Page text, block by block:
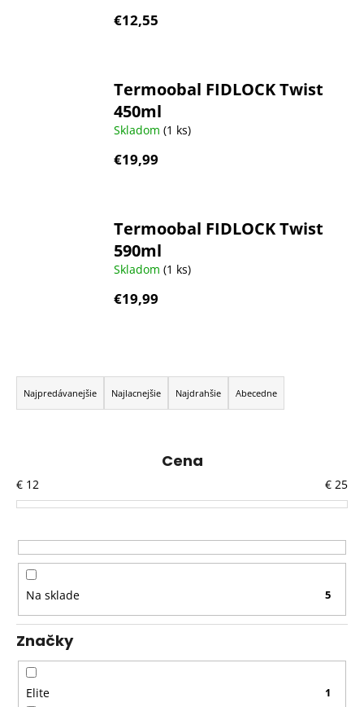
€12,55
Termoobal FIDLOCK Twist
450ml
Skladom (1 ks)
€19,99
Termoobal FIDLOCK Twist
590ml
Skladom (1 ks)
€19,99
R
a
d
i
e
r
o
d
u
k
t
o
v
Najpredávanejšie Najlacnejšie Najdrahšie Abecedne
Cena
€ 12 € 25
Na sklade 5
Značky
Elite 1